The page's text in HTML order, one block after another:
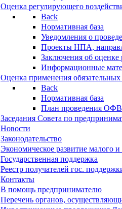
Оценка регулирующего
Back
Нормативная база
Уведомления о
Проекты НПА,
Заключения об
Информационные
Оценка применения
Back
Нормативная база
План проведения
Заседания Совета по
Новости
Законодательство
Экономическое развитие малого и
Государственная поддержка
Реестр получателей гос.
Контакты
В помощь предпринимателю
Перечень органов,